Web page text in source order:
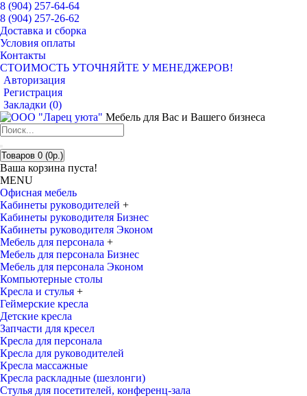
8 (904) 257-64-64
8 (904) 257-26-62
Доставка и сборка
Условия оплаты
Контакты
СТОИМОСТЬ УТОЧНЯЙТЕ У МЕНЕДЖЕРОВ!
Авторизация
Регистрация
Закладки (0)
Мебель для Вас и Вашего бизнеса
Товаров 0 (0р.)
Ваша корзина пуста!
MENU
Офисная мебель
Кабинеты руководителей +
Кабинеты руководителя Бизнес
Кабинеты руководителя Эконом
Мебель для персонала +
Мебель для персонала Бизнес
Мебель для персонала Эконом
Компьютерные столы
Кресла и стулья +
Геймерские кресла
Детские кресла
Запчасти для кресел
Кресла для персонала
Кресла для руководителей
Кресла массажные
Кресла раскладные (шезлонги)
Стулья для посетителей, конференц-зала